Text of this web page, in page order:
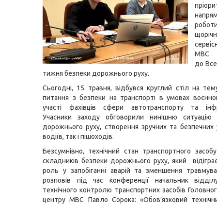
МВС
до
тижня безпеки дорожнього руху.
Сьогодні, 15 травня, відбувся круглий стіл на
питання з безпеки на транспорті в умовах
участі фахівців сфери автотранспорту та
Учасники заходу обговорили нинішню
дорожнього руху, створення зручних та
водіїв, так і пішоходів.
Безсумнівно, технічний стан транспортного
складників безпеки дорожнього руху, який
роль у запобіганні аварій та зменшення
розповів під час конференції начальник відділу
технічного контролю транспортних засобів
центру МВС Павло Сорока: «Обов’язковий